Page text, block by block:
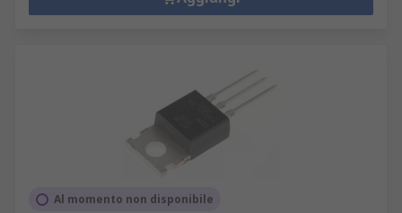
Al momento non disponibile